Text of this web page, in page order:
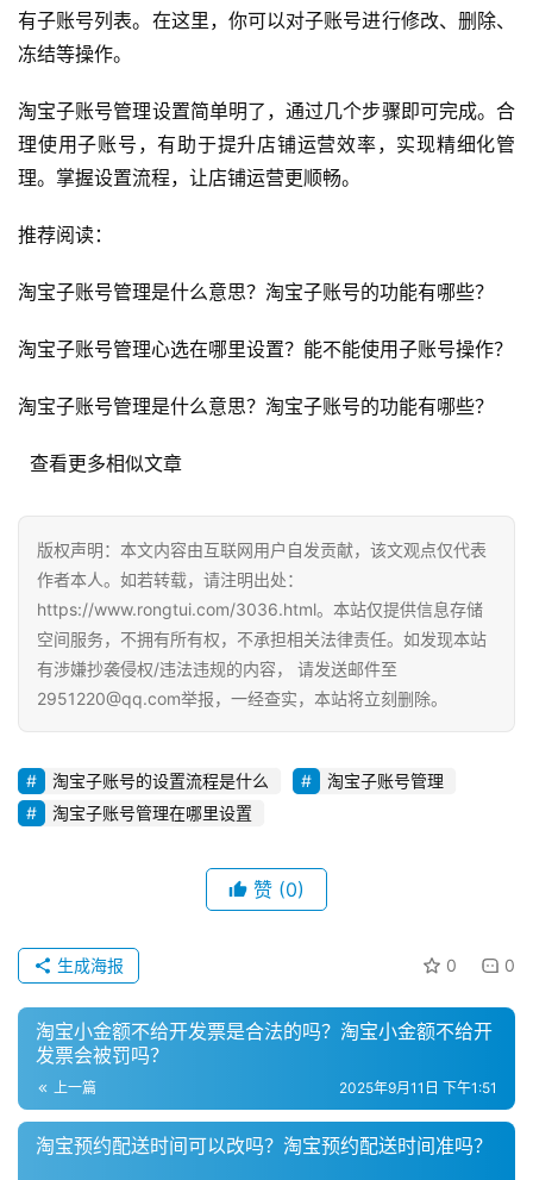
首
页
自
体
G
优
化
观
察
电
商
直
播
带
货
流
推
有子账号列表。在这里，你可以对子账号进行修改、删除、
冻结等操作。
淘宝子账号管理设置简单明了，通过几个步骤即可完成。合
理使用子账号，有助于提升店铺运营效率，实现精细化管
理。掌握设置流程，让店铺运营更顺畅。
推荐阅读：
淘宝子账号管理是什么意思？淘宝子账号的功能有哪些？
淘宝子账号管理心选在哪里设置？能不能使用子账号操作？
淘宝子账号管理是什么意思？淘宝子账号的功能有哪些？
  查看更多相似文章
版权声明：本文内容由互联网用户自发贡献，该文观点仅代表
作者本人。如若转载，请注明出处：
https://www.rongtui.com/3036.html。本站仅提供信息存储
空间服务，不拥有所有权，不承担相关法律责任。如发现本站
有涉嫌抄袭侵权/违法违规的内容， 请发送邮件至
2951220@qq.com举报，一经查实，本站将立刻删除。
淘宝子账号的设置流程是什么
淘宝子账号管理
淘宝子账号管理在哪里设置
赞 (0)
0 0
生成海报
淘宝小金额不给开发票是合法的吗？淘宝小金额不给开
发票会被罚吗？
上一篇 2025年9月11日 下午1:51
淘宝预约配送时间可以改吗？淘宝预约配送时间准吗？